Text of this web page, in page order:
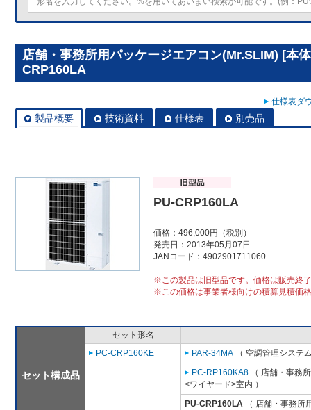
店舗・事務所用パッケージエアコン(Mr.SLIM) [本
CRP160LA
仕様表ダ
製品概要 技術資料 仕様表 別売品
PU-CRP160LA
価格：496,000円（税別）
発売日：2013年05月07日
JANコード：4902901711060
※この製品は旧型品です。価格は販売終
※この価格は事業者様向けの積算見積価
セット構成品
セット形名
PC-CRP160KE
PAR-34MA （ 空調管理システ
PC-RP160KA8 （ 店舗・事務
<ワイヤード>室内 ）
PU-CRP160LA （ 店舗・事務所